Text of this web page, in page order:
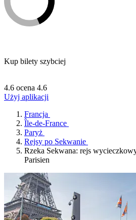
Kup bilety szybciej
4.6 ocena 4.6
Użyj aplikacji
Francja
Île-de-France
Paryż
Rejsy po Sekwanie
Rzeka Sekwana: rejs
Parisien